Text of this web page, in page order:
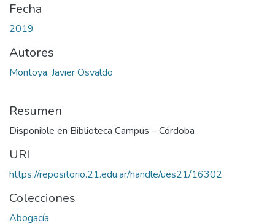
Fecha
2019
Autores
Montoya, Javier Osvaldo
Resumen
Disponible en Biblioteca Campus – Córdoba
URI
https://repositorio.21.edu.ar/handle/ues21/16302
Colecciones
Abogacía